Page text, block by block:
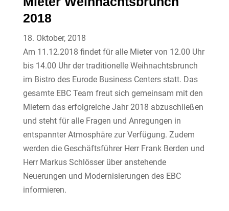
2018
18. Oktober, 2018
Am 11.12.2018 findet für alle Mieter von 12.00 Uhr
bis 14.00 Uhr der traditionelle Weihnachtsbrunch
im Bistro des Eurode Business Centers statt. Das
gesamte EBC Team freut sich gemeinsam mit den
Mietern das erfolgreiche Jahr 2018 abzuschließen
und steht für alle Fragen und Anregungen in
entspannter Atmosphäre zur Verfügung. Zudem
werden die Geschäftsführer Herr Frank Berden und
Herr Markus Schlösser über anstehende
Neuerungen und Modernisierungen des EBC
informieren.